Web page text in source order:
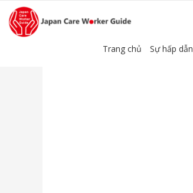
Trang chủ Sự hấp